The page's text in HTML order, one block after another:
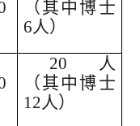
（其中博士
6人）
20人
（其中博士
12人）